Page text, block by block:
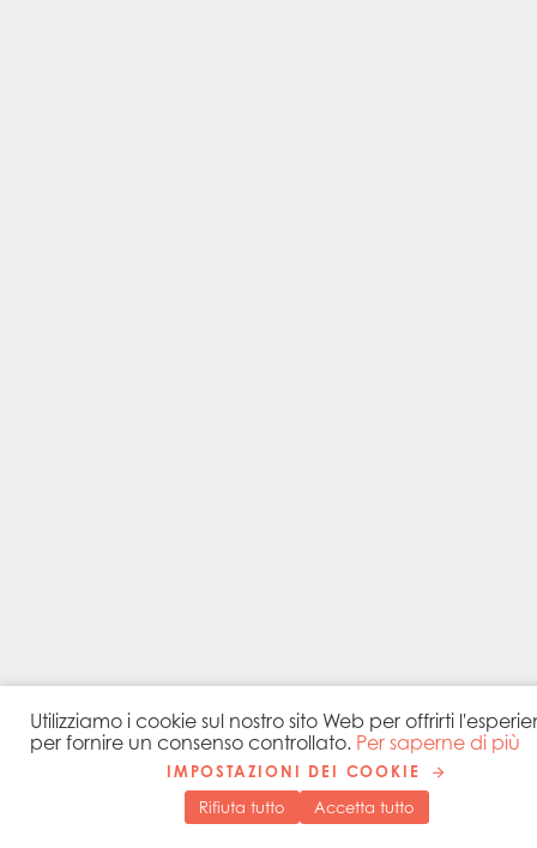
Utilizziamo i cookie sul nostro sito Web per offrirti
per fornire un consenso controllato. Per saperne di più
IMPOSTAZIONI DEI COOKIE
Rifiuta tutto
Accetta tutto